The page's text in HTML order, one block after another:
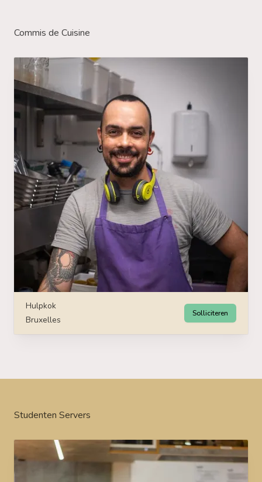
Commis de Cuisine
Hulpkok
Bruxelles
Solliciteren
Studenten Servers